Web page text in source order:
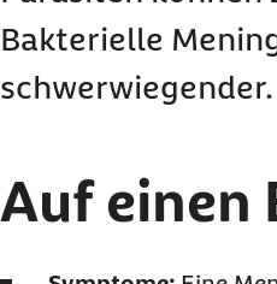
Bakterielle
schwerwiegender.
Auf einen